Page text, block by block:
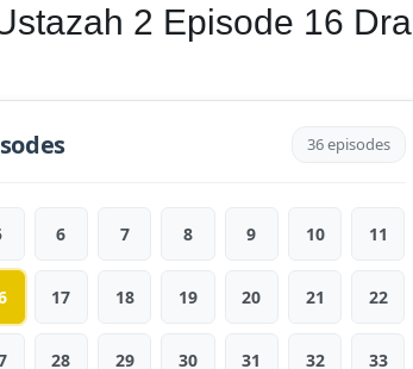
2 Episode 16 Dra
36 episodes
6 7 8 9 10 11
17 18 19 20 21 22
28 29 30 31 32 33